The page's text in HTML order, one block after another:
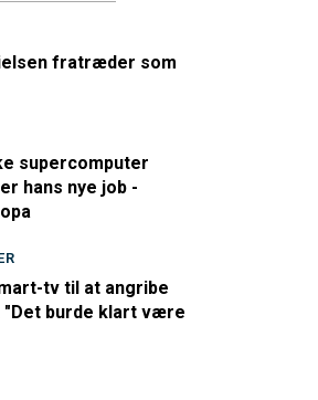
fratræder som
supercomputer
hans nye job -
tv til at angribe
"Det burde klart være